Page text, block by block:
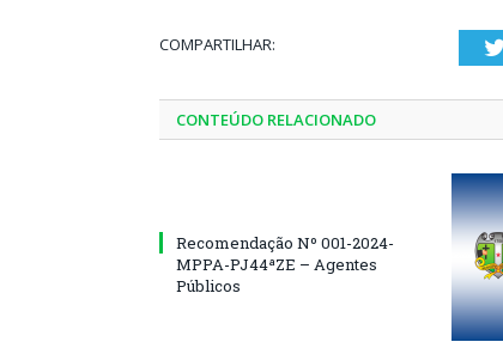
COMPARTILHAR:
CONTEÚDO RELACIONADO
Recomendação Nº 001-2024-
MPPA-PJ44ªZE – Agentes
Públicos